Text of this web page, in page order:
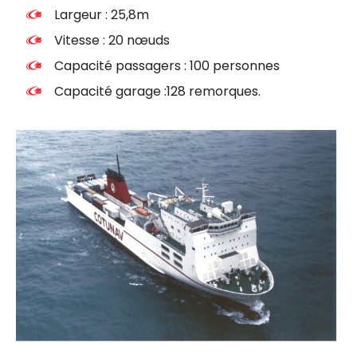
Largeur : 25,8m
Vitesse : 20 nœuds
Capacité passagers : 100 personnes
Capacité garage :128 remorques.